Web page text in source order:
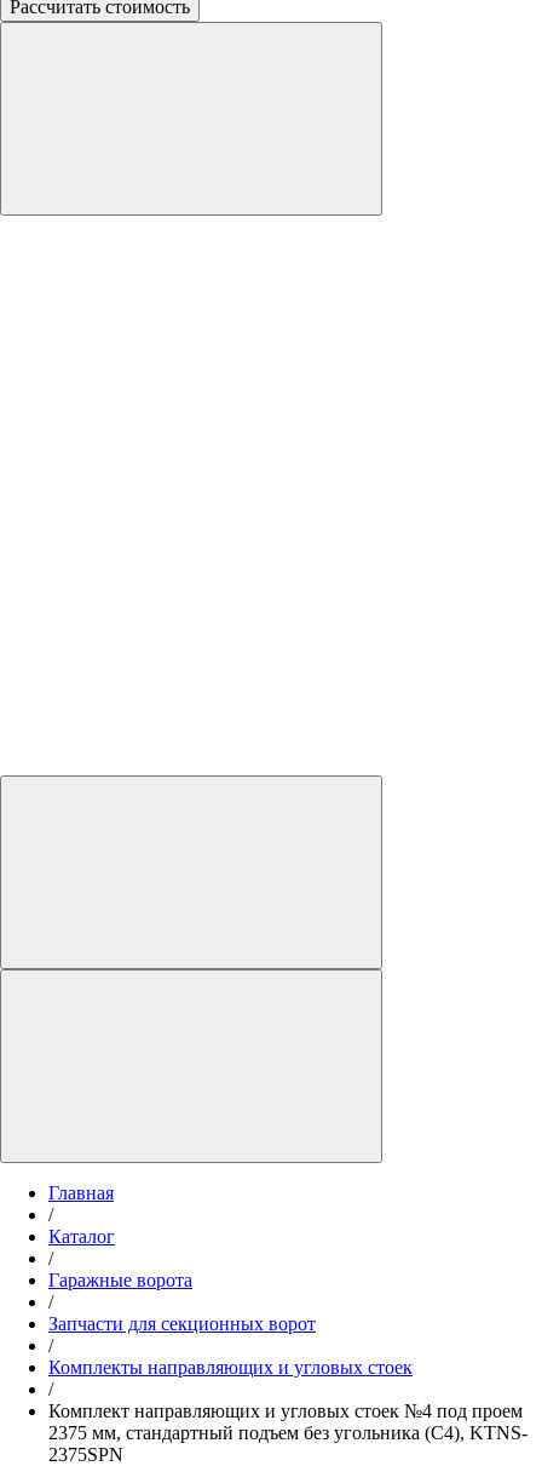
Рассчитать стоимость
Главная
/
Каталог
/
Гаражные ворота
/
Запчасти для секционных ворот
/
Комплекты направляющих и угловых стоек
/
Комплект направляющих и угловых стоек №4 под проем
2375 мм, стандартный подъем без угольника (С4), KTNS-
2375SPN